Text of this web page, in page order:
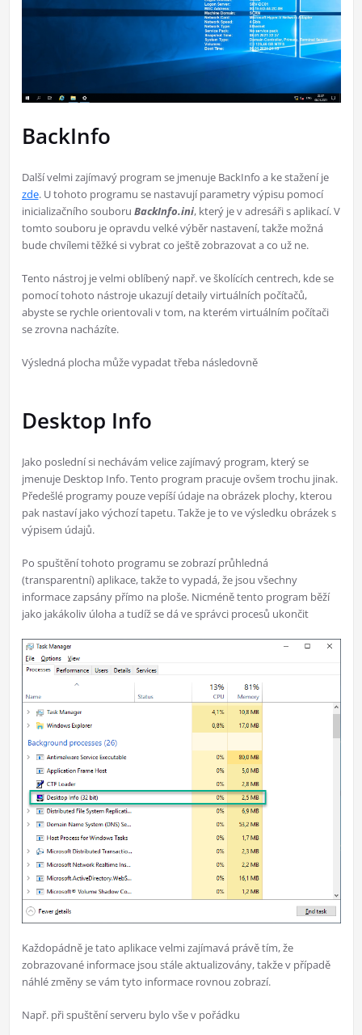
BackInfo
Další velmi zajímavý program se jmenuje BackInfo a ke stažení je
zde. U tohoto programu se nastavují parametry výpisu pomocí
inicializačního souboru BackInfo.ini, který je v adresáři s aplikací. V
tomto souboru je opravdu velké výběr nastavení, takže možná
bude chvílemi těžké si vybrat co ještě zobrazovat a co už ne.
Tento nástroj je velmi oblíbený např. ve školících centrech, kde se
pomocí tohoto nástroje ukazují detaily virtuálních počítačů,
abyste se rychle orientovali v tom, na kterém virtuálním počítači
se zrovna nacházíte.
Výsledná plocha může vypadat třeba následovně
Desktop Info
Jako poslední si nechávám velice zajímavý program, který se
jmenuje Desktop Info. Tento program pracuje ovšem trochu jinak.
Předešlé programy pouze vepíší údaje na obrázek plochy, kterou
pak nastaví jako výchozí tapetu. Takže je to ve výsledku obrázek s
výpisem údajů.
Po spuštění tohoto programu se zobrazí průhledná
(transparentní) aplikace, takže to vypadá, že jsou všechny
informace zapsány přímo na ploše. Nicméně tento program běží
jako jakákoliv úloha a tudíž se dá ve správci procesů ukončit
Každopádně je tato aplikace velmi zajímavá právě tím, že
zobrazované informace jsou stále aktualizovány, takže v případě
náhlé změny se vám tyto informace rovnou zobrazí.
Např. při spuštění serveru bylo vše v pořádku